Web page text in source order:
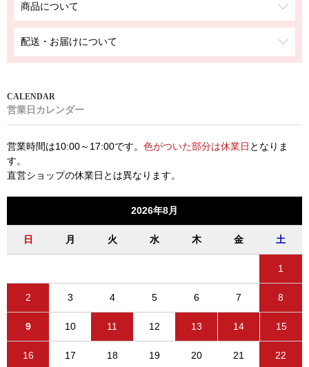
商品について
配送・お届けについて
営業日カレンダー
営業時間は10:00～17:00です。 色がついた部分は休業日 となりま
す。
直営ショップの休業日とは異なります。
2026年8月
日 月 火 水 木 金 土
1
2 3 4 5 6 7 8
9 10 11 12 13 14 15
16 17 18 19 20 21 22